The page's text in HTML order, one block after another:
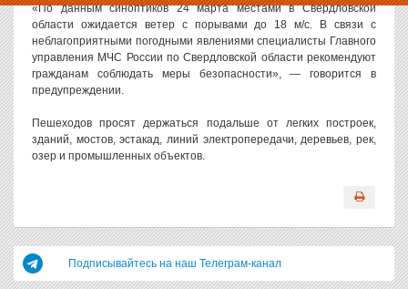
«По данным синоптиков 24 марта местами в Свердловской
области ожидается ветер с порывами до 18 м/с. В связи с
неблагоприятными погодными явлениями специалисты Главного
управления МЧС России по Свердловской области рекомендуют
гражданам соблюдать меры безопасности», — говорится в
предупреждении.
Пешеходов просят держаться подальше от легких построек,
зданий, мостов, эстакад, линий электропередачи, деревьев, рек,
озер и промышленных объектов.
Подписывайтесь на наш Телеграм-канал